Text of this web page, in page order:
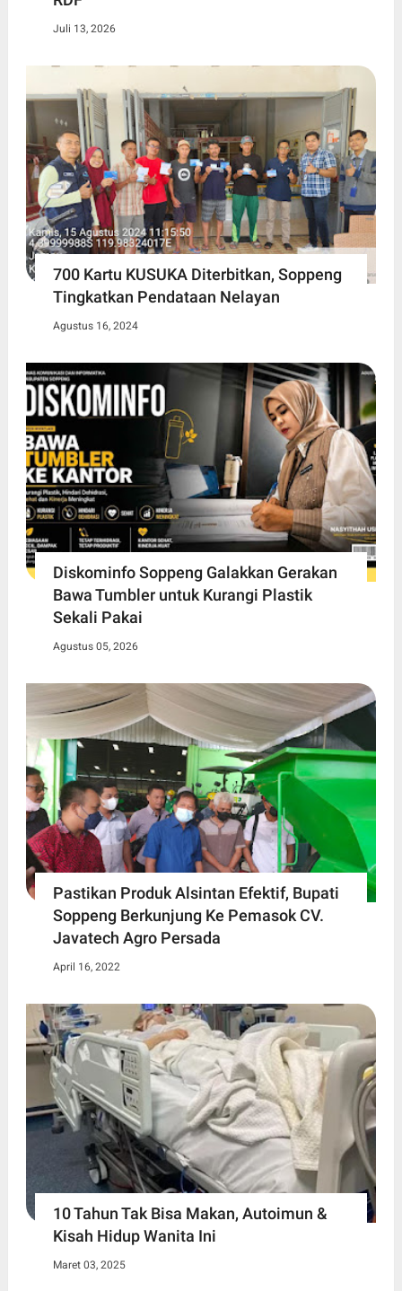
Juli 13, 2026
700 Kartu KUSUKA Diterbitkan, Soppeng
Tingkatkan Pendataan Nelayan
Agustus 16, 2024
Diskominfo Soppeng Galakkan Gerakan
Bawa Tumbler untuk Kurangi Plastik
Sekali Pakai
Agustus 05, 2026
Pastikan Produk Alsintan Efektif, Bupati
Soppeng Berkunjung Ke Pemasok CV.
Javatech Agro Persada
April 16, 2022
10 Tahun Tak Bisa Makan, Autoimun &
Kisah Hidup Wanita Ini
Maret 03, 2025